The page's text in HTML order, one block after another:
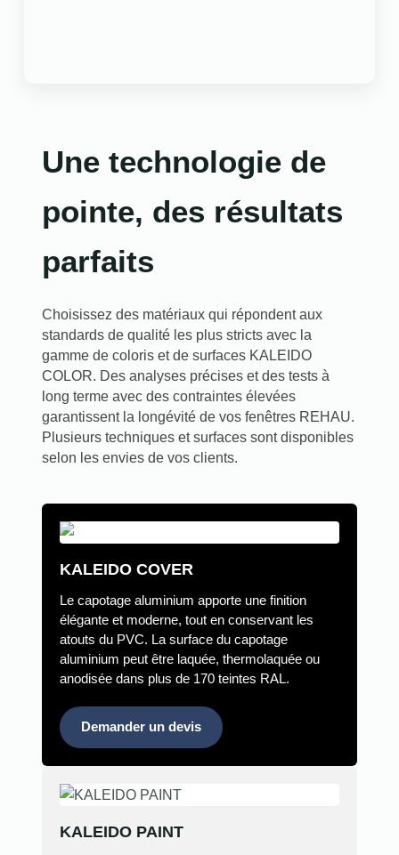
Une technologie de
pointe, des résultats
parfaits
Choisissez des matériaux qui répondent aux
standards de qualité les plus stricts avec la
gamme de coloris et de surfaces KALEIDO
COLOR. Des analyses précises et des tests à
long terme avec des contraintes élevées
garantissent la longévité de vos fenêtres REHAU.
Plusieurs techniques et surfaces sont disponibles
selon les envies de vos clients.
KALEIDO COVER
Le capotage aluminium apporte une finition
élégante et moderne, tout en conservant les
atouts du PVC. La surface du capotage
aluminium peut être laquée, thermolaquée ou
anodisée dans plus de 170 teintes RAL.
Demander un devis
KALEIDO PAINT